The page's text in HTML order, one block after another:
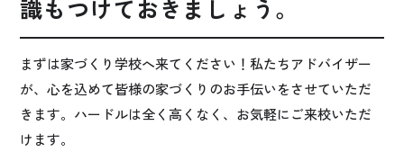
識もつけておきましょう。
まずは家づくり学校へ来てください！私たちアドバイザー
が、心を込めて皆様の家づくりのお手伝いをさせていただ
きます。ハードルは全く高くなく、お気軽にご来校いただ
けます。